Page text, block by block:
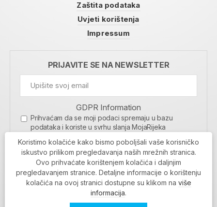
Zaštita podataka
Uvjeti korištenja
Impressum
PRIJAVITE SE NA NEWSLETTER
GDPR Information
Prihvaćam da se moji podaci spremaju u bazu
podataka i koriste u svrhu slanja MojaRijeka
MOJARIJEKA NEWSLETTER
PRIJAVI SE
Koristimo kolačiće kako bismo poboljšali vaše korisničko
iskustvo prilikom pregledavanja naših mrežnih stranica.
Ovo prihvaćate korištenjem kolačića i daljnjim
pregledavanjem stranice. Detaljne informacije o korištenju
kolačića na ovoj stranici dostupne su klikom na više
informacija.